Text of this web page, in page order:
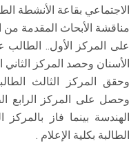
الاجتماعي بقاعة الأنشطة
مناقشة الأبحاث المقدمة
على المركز الأول..
الأسنان وحصد المركز الثاني
وحقق المركز الثالث
وحصل على المركز الرابع
الهندسة بينما فاز
الطالبة بكلية الإعلام .